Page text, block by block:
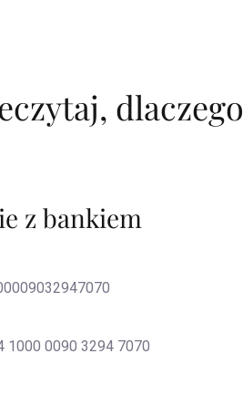
dlaczego
z bankiem
1000 0090 3294 7070